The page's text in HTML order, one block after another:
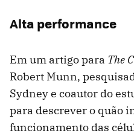
Alta performance
Em um artigo para The
Robert Munn,
Sydney e coautor do
para descrever o quão
funcionamento das